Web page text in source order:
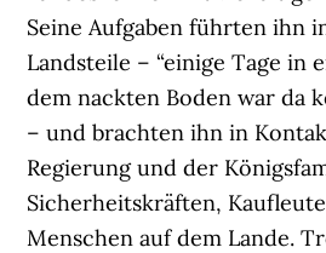
Seine Aufgaben führten ihn
Landsteile – “einige Tage in
dem nackten Boden war da
– und brachten ihn in
Regierung und der
Sicherheitskräften,
Menschen auf dem Lande.